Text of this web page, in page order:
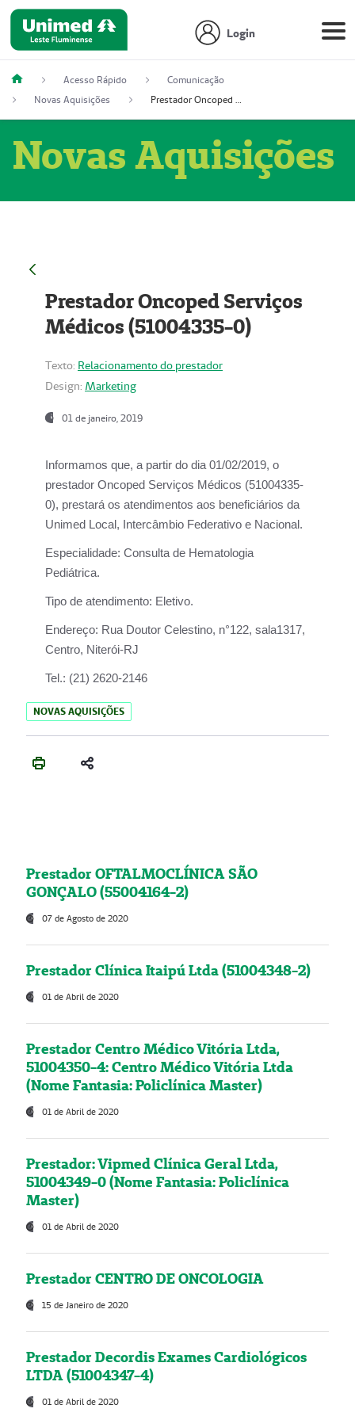
Login
Acesso Rápido
Comunicação
Novas Aquisições
Prestador Oncoped Serviços Médicos (51004335-0)
Novas Aquisições
Prestador Oncoped Serviços
Médicos (51004335-0)
Texto: Relacionamento do prestador
Design: Marketing
01 de janeiro, 2019
Informamos que, a partir do dia 01/02/2019, o
prestador Oncoped Serviços Médicos (51004335-
0), prestará os atendimentos aos beneficiários da
Unimed Local, Intercâmbio Federativo e Nacional.
Especialidade: Consulta de Hematologia
Pediátrica.
Tipo de atendimento: Eletivo.
Endereço: Rua Doutor Celestino, n°122, sala1317,
Centro, Niterói-RJ
Tel.: (21) 2620-2146
NOVAS AQUISIÇÕES
Prestador OFTALMOCLÍNICA SÃO
GONÇALO (55004164-2)
07 de Agosto de 2020
Prestador Clínica Itaipú Ltda (51004348-2)
01 de Abril de 2020
Prestador Centro Médico Vitória Ltda,
51004350-4: Centro Médico Vitória Ltda
(Nome Fantasia: Policlínica Master)
01 de Abril de 2020
Prestador: Vipmed Clínica Geral Ltda,
51004349-0 (Nome Fantasia: Policlínica
Master)
01 de Abril de 2020
Prestador CENTRO DE ONCOLOGIA
15 de Janeiro de 2020
Prestador Decordis Exames Cardiológicos
LTDA (51004347-4)
01 de Abril de 2020